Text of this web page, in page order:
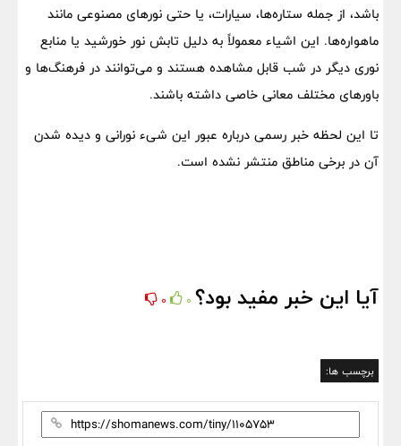
باشد، از جمله ستاره‌ها، سیارات، یا حتی نورهای مصنوعی مانند
ماهواره‌ها. این اشیاء معمولاً به دلیل تابش نور خورشید یا منابع
نوری دیگر در شب قابل مشاهده هستند و می‌توانند در فرهنگ‌ها و
باورهای مختلف معانی خاصی داشته باشند.
تا این لحظه خبر رسمی درباره عبور این شیء نورانی و دیده شدن
آن در برخی مناطق منتشر نشده است.
آیا این خبر مفید بود؟ 0
0
برچسب ها: